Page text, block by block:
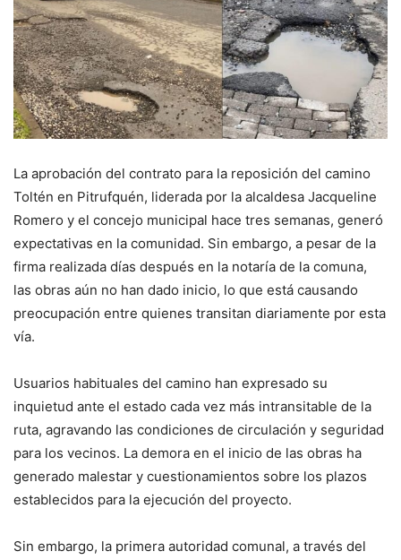
La aprobación del contrato para la reposición del camino
Toltén en Pitrufquén, liderada por la alcaldesa Jacqueline
Romero y el concejo municipal hace tres semanas, generó
expectativas en la comunidad. Sin embargo, a pesar de la
firma realizada días después en la notaría de la comuna,
las obras aún no han dado inicio, lo que está causando
preocupación entre quienes transitan diariamente por esta
vía.
Usuarios habituales del camino han expresado su
inquietud ante el estado cada vez más intransitable de la
ruta, agravando las condiciones de circulación y seguridad
para los vecinos. La demora en el inicio de las obras ha
generado malestar y cuestionamientos sobre los plazos
establecidos para la ejecución del proyecto.
Sin embargo, la primera autoridad comunal, a través del